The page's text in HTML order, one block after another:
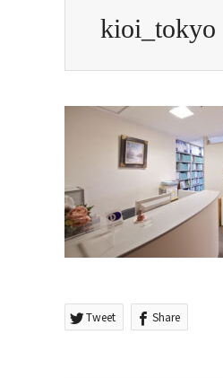
kioi_tokyo
Tweet Share